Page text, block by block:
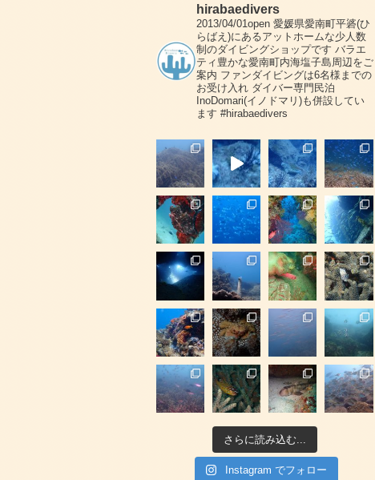
hirabaedivers
2013/04/01open愛媛県愛南町平碆(ひ
らばえ)にあるアットホームな少人数
制のダイビングショップです バラエ
ティ豊かな愛南町内海塩子島周辺をご
案内 ファンダイビングは6名様までの
お受け入れダイバー専門民泊
InoDomari(イノドマリ)も併設してい
ます #hirabaedivers
さらに読み込む...
Instagram でフォロー